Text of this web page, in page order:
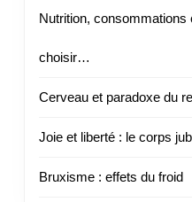
Nutrition, consommations
choisir…
Cerveau et paradoxe du
Joie et liberté : le corps
Bruxisme : effets du froid